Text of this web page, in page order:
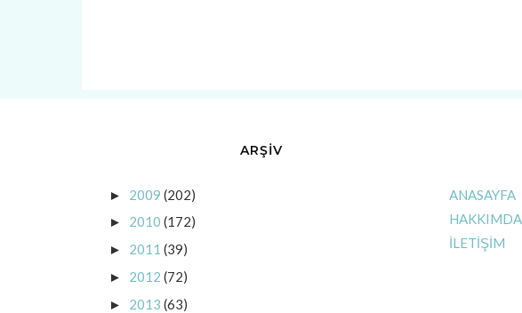
ARŞİV
► 2009 (202)
► 2010 (172)
► 2011 (39)
► 2012 (72)
► 2013 (63)
ANASAYFA
HAKKIMDA
İLETİŞİM